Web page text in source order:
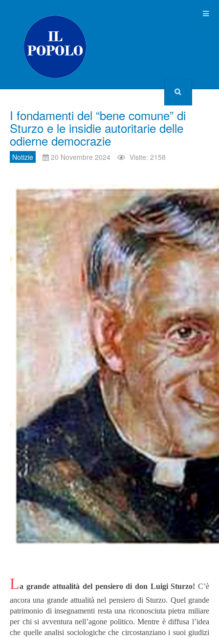
I fondamenti del “bene comune” di
Sturzo e le insidie autoritarie delle
odierne democrazie
Notizie 20 Novembre 2024 Visite: 2158
La grande attualità del pensiero di don Luigi Sturzo! C’è
ancora una grande attualità nel pensiero di Sturzo. Quel grande
patrimonio di insegnamenti resta una riconosciuta pietra miliare
per chi si avventura nell’agone politico.Mentre è diffusa l’idea
che quelle analisi sociologiche che circostanziano i suoi giudizi